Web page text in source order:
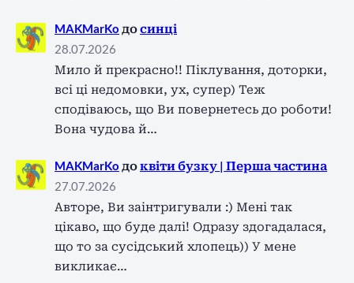
MAKMarKo досинці
28.07.2026
Мило й прекрасно!! Піклування, доторки,
всі ці недомовки, ух, супер) Теж
сподіваюсь, що Ви повернетесь до роботи!
Вона чудова й…
MAKMarKo доквіти бузку | Перша частина
27.07.2026
Авторе, Ви заінтригували :) Мені так
цікаво, що буде далі! Одразу здогадалася,
що то за сусідський хлопець)) У мене
викликає…